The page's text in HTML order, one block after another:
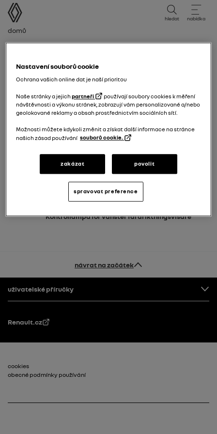
uživatelská příručka
hledat nabídka
Drobečková navigace
Domů
Kontrollampa för vänster färdriktningsvisare
návrat na začátek
Patička
uživatelské příručky
Renault.cz
Patička_2
cookies
obecné podmínky používání
Nastavení souborů cookie
Ochrana vašich online dat je naší prioritou
Naše stránky a jejichpartneři
používají soubory cookies k měření
návštěvnosti a výkonu stránek, zobrazují vám personalizované a/nebo
geolokované reklamy a obsah prostřednictvím sociálních sítí.
Možnosti můžete kdykoli změnit a získat další informace na stránce
našich zásad používání souborů cookie.
zakázat povolit
spravovat preference